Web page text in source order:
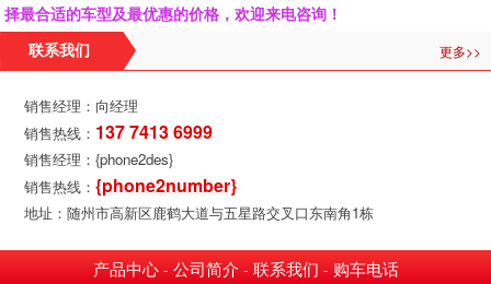
择最合适的车型及最优惠的价格，欢迎来电咨询！
联系我们 更多>>
销售经理：向经理
销售热线： 137 7413 6999
销售经理：{phone2des}
销售热线：{phone2number}
地址：随州市高新区鹿鹤大道与五星路交叉口东南角1栋
产品中心- 公司简介 - 联系我们 - 购车电话